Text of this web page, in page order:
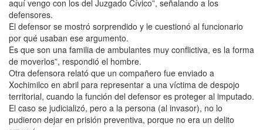
aquí vengo con los del Juzgado Cívico”, señalando a los
defensores.
El defensor se mostró sorprendido y le cuestionó al funcionario
por qué usaban ese argumento.
Es que son una familia de ambulantes muy conflictiva, es la forma
de moverlos”, respondió el hombre.
Otra defensora relató que un compañero fue enviado a
Xochimilco en abril para representar a una víctima de despojo
territorial, cuando la función del defensor es proteger al imputado.
El caso se judicializó, pero a la persona (al invasor), no lo
pudieron dejar en prisión preventiva, porque no era un delito